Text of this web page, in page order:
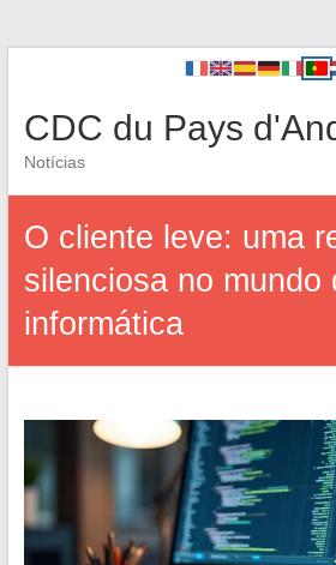
CDC du Pays
Notícias
O cliente leve: uma
silenciosa no mundo
informática